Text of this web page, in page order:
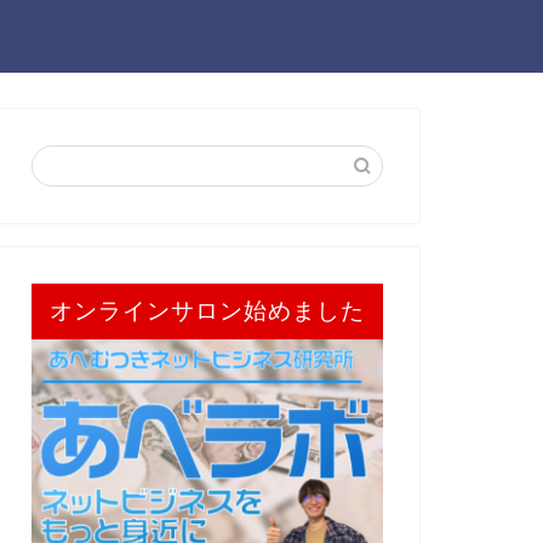
オンラインサロン始めました